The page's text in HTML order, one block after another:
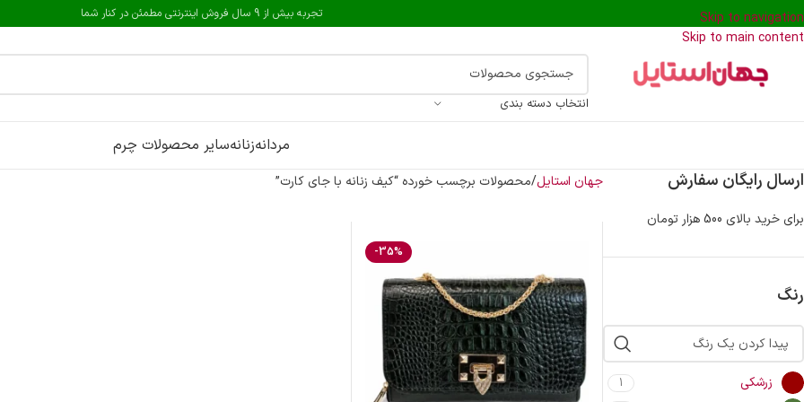
Skip to navigation
Skip to main content
تجربه بیش از 9 سال فروش اینترنتی مطمئن در کنار شما
انتخاب دسته بندی
مردانهزنانهسایر محصولات چرم
ارسال رایگان سفارش
برای خرید بالای 500 هزار تومان
رنگ
زرشکی 1
جهان استایل محصولات برچسب خورده “کیف زنانه با جای کارت”
-35%